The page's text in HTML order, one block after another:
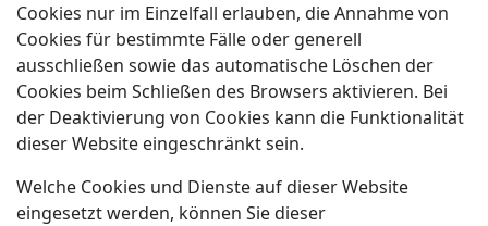
Cookies nur im Einzelfall erlauben, die Annahme von
Cookies für bestimmte Fälle oder generell
ausschließen sowie das automatische Löschen der
Cookies beim Schließen des Browsers aktivieren. Bei
der Deaktivierung von Cookies kann die Funktionalität
dieser Website eingeschränkt sein.
Welche Cookies und Dienste auf dieser Website
eingesetzt werden, können Sie dieser